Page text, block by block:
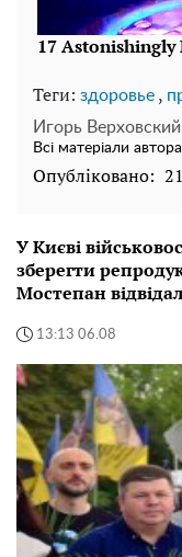
Теги: здоровье ,
Игорь Верховский
Всі матеріали автора
Опубліковано:
У Києві
зберегти
Мостепан
13:13 06.08